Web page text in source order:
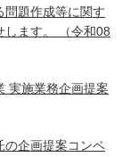
問題作成等に関す
ます。
（令和08
実施業務企画提案
の企画提案コンペ